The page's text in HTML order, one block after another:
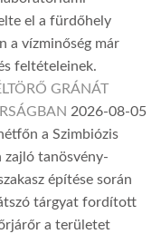
el a fürdőhely
a vízminőség már
feltételeinek.
GRÁNÁT
2026-08-05
a Szimbiózis
zajló tanösvény-
építése során
tárgyat fordított
a területet